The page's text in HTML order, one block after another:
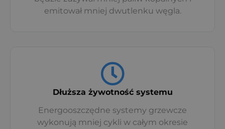
emitował mniej dwutlenku węgla.
Dłuższa żywotność systemu
Energooszczędne systemy grzewcze
wykonują mniej cykli w całym okresie